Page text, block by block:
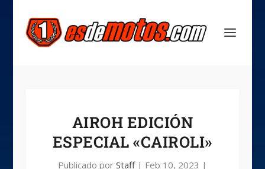
AIROH EDICIÓN
ESPECIAL «CAIROLI»
Publicado por Staff| Feb 10, 2023 |